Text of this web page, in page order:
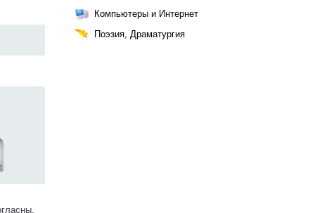
Компьютеры и Интернет
Поэзия, Драматургия